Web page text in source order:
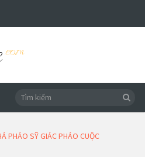
PHÁO SỸ GIÁC PHÁO CUỘC